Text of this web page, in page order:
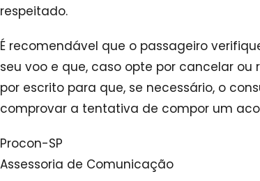
respeitado.
É recomendável que o passageiro
seu voo e que, caso opte por cancelar
por escrito para que, se necessário, o
comprovar a tentativa de compor um
Procon-SP
Assessoria de Comunicação